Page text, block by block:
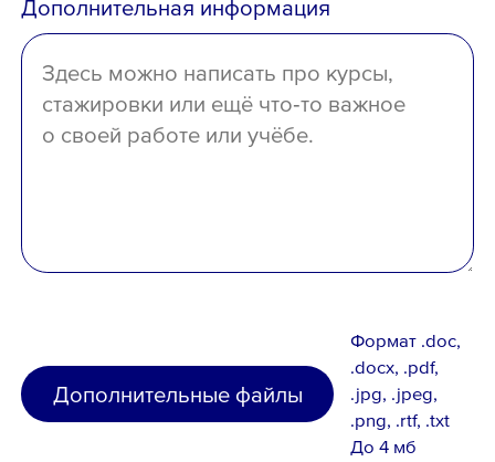
отсутствует
Дополнительная информация
Дополнительные файлы
Формат .doc,
.docx, .pdf,
.jpg, .jpeg,
.png, .rtf, .txt
До 4 мб